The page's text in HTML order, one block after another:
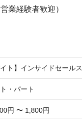
業経験者歓迎）
イト】インサイドセールス
・パート
円 〜 1,800円